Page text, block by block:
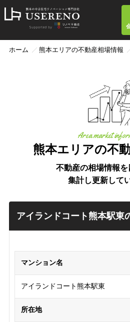
ホーム 熊本エリアの不動産相場情報
熊本エリアの不
Area market
不動産の相場情報を
集計し更新して
アイランドコート熊本駅東
マンション名
アイランドコート熊本駅東
所在地